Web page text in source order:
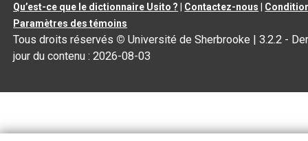
Qu’est-ce que le dictionnaire Usito ? Contactez-nous
Paramètres des témoins
Tous droits réservés © Université de Sherbrooke |3.2.2 -
jour du contenu :2026-08-03